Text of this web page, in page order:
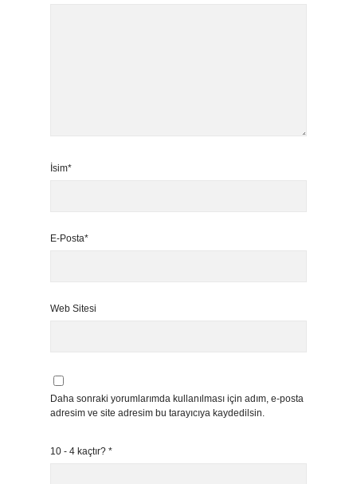
İsim*
E-Posta*
Web Sitesi
Daha sonraki yorumlarımda kullanılması için adım, e-posta
adresim ve site adresim bu tarayıcıya kaydedilsin.
10 - 4 kaçtır? *